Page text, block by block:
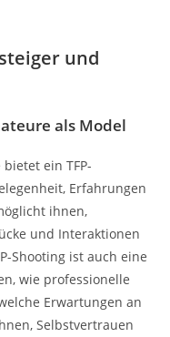
und
als Model
ein TFP-
Erfahrungen
ihnen,
und Interaktionen
Shooting ist auch eine
wie professionelle
Erwartungen an
Selbstvertrauen